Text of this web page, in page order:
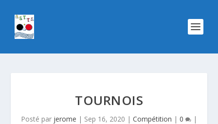
TOURNOIS
Posté par jerome | Sep 16, 2020 | Compétition | 0 |